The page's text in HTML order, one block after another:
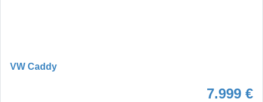
VW Caddy
7.999 €